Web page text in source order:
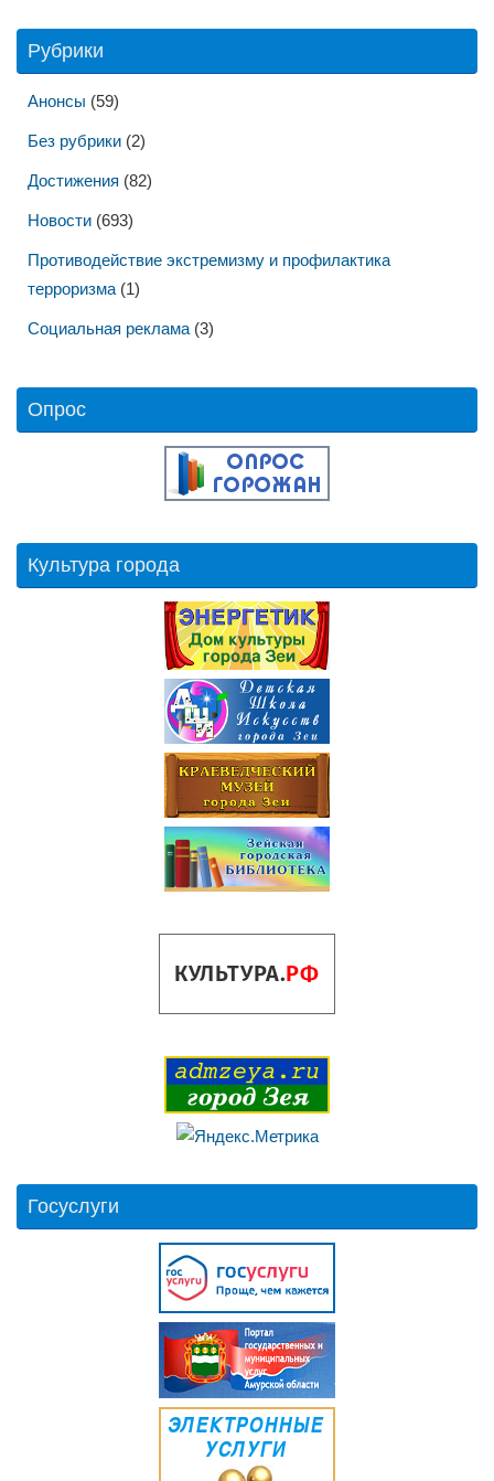
Рубрики
Анонсы (59)
Без рубрики (2)
Достижения (82)
Новости (693)
Противодействие экстремизму и профилактика
терроризма(1)
Социальная реклама(3)
Опрос
Культура города
Госуслуги